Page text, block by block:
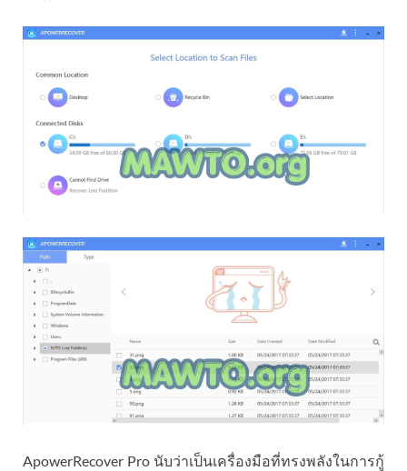
ApowerRecover Pro นับว่าเป็นเครื่องมือที่ทรงพลังในการกู้